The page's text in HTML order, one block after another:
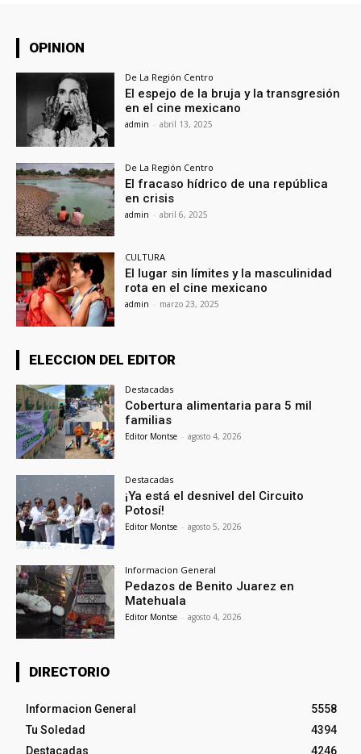
OPINION
De La Región Centro
El espejo de la bruja y la transgresión
en el cine mexicano
admin - abril 13, 2025
De La Región Centro
El fracaso hídrico de una república
en crisis
admin - abril 6, 2025
CULTURA
El lugar sin límites y la masculinidad
rota en el cine mexicano
admin - marzo 23, 2025
ELECCION DEL EDITOR
Destacadas
Cobertura alimentaria para 5 mil
familias
Editor Montse - agosto 4, 2026
Destacadas
¡Ya está el desnivel del Circuito
Potosí!
Editor Montse - agosto 5, 2026
Informacion General
Pedazos de Benito Juarez en
Matehuala
Editor Montse - agosto 4, 2026
DIRECTORIO
Informacion General
5558
Tu Soledad
4394
Destacadas
4246